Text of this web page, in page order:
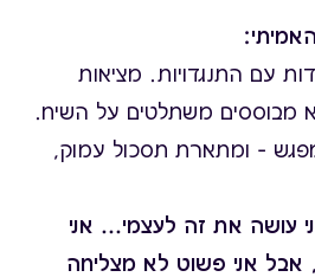
עם התנגדויות. מציאות
מבוססים משתלטים על השיח.
– ומתארת תסכול עמוק,
עושה את זה לעצמי... אני
אבל אני פשוט לא מצליחה